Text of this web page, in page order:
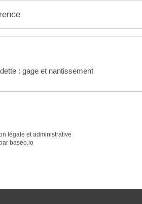
: gage et nantissement
légale et administrative
baseo.io